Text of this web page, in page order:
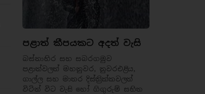
පළාත් කීපයකට අදත් වැසි
බස්නාහිර සහ සබරගමුව
පළාත්වලත් මහනුවර, නුවරඑළිය,
ගාල්ල සහ මාතර දිස්ත්‍රික්කවලත්
විටින් විට වැසි හෝ ගිගුරුම් සහිත